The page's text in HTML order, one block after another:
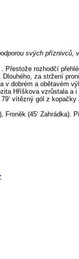
svých příznivců,
rozhodčí
za stržení
dobrém a obětavém
Hříškova vzrůstala
vítězný gól z
(45‘